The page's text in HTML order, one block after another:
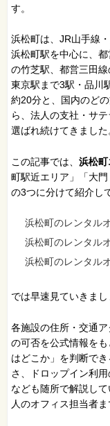
す。
浜松町は、JR山手線
浜松町駅を中心に、
の竹芝駅、都営三田線
東京駅まで3駅・品川
約20分と、国内のど
ら、法人の支社・サ
選ばれ続けてきました
この記事では、 浜松
町駅近エリア」「大門
の3つに分けて紹介し
浜松町のレンタル
浜松町のレンタル
浜松町のレンタル
では早速見ていきまし
各施設の住所・交通
の可否を公式情報を
はどこか」を判断で
さ、ドロップイン利
なども随所で解説し
人のオフィス担当者